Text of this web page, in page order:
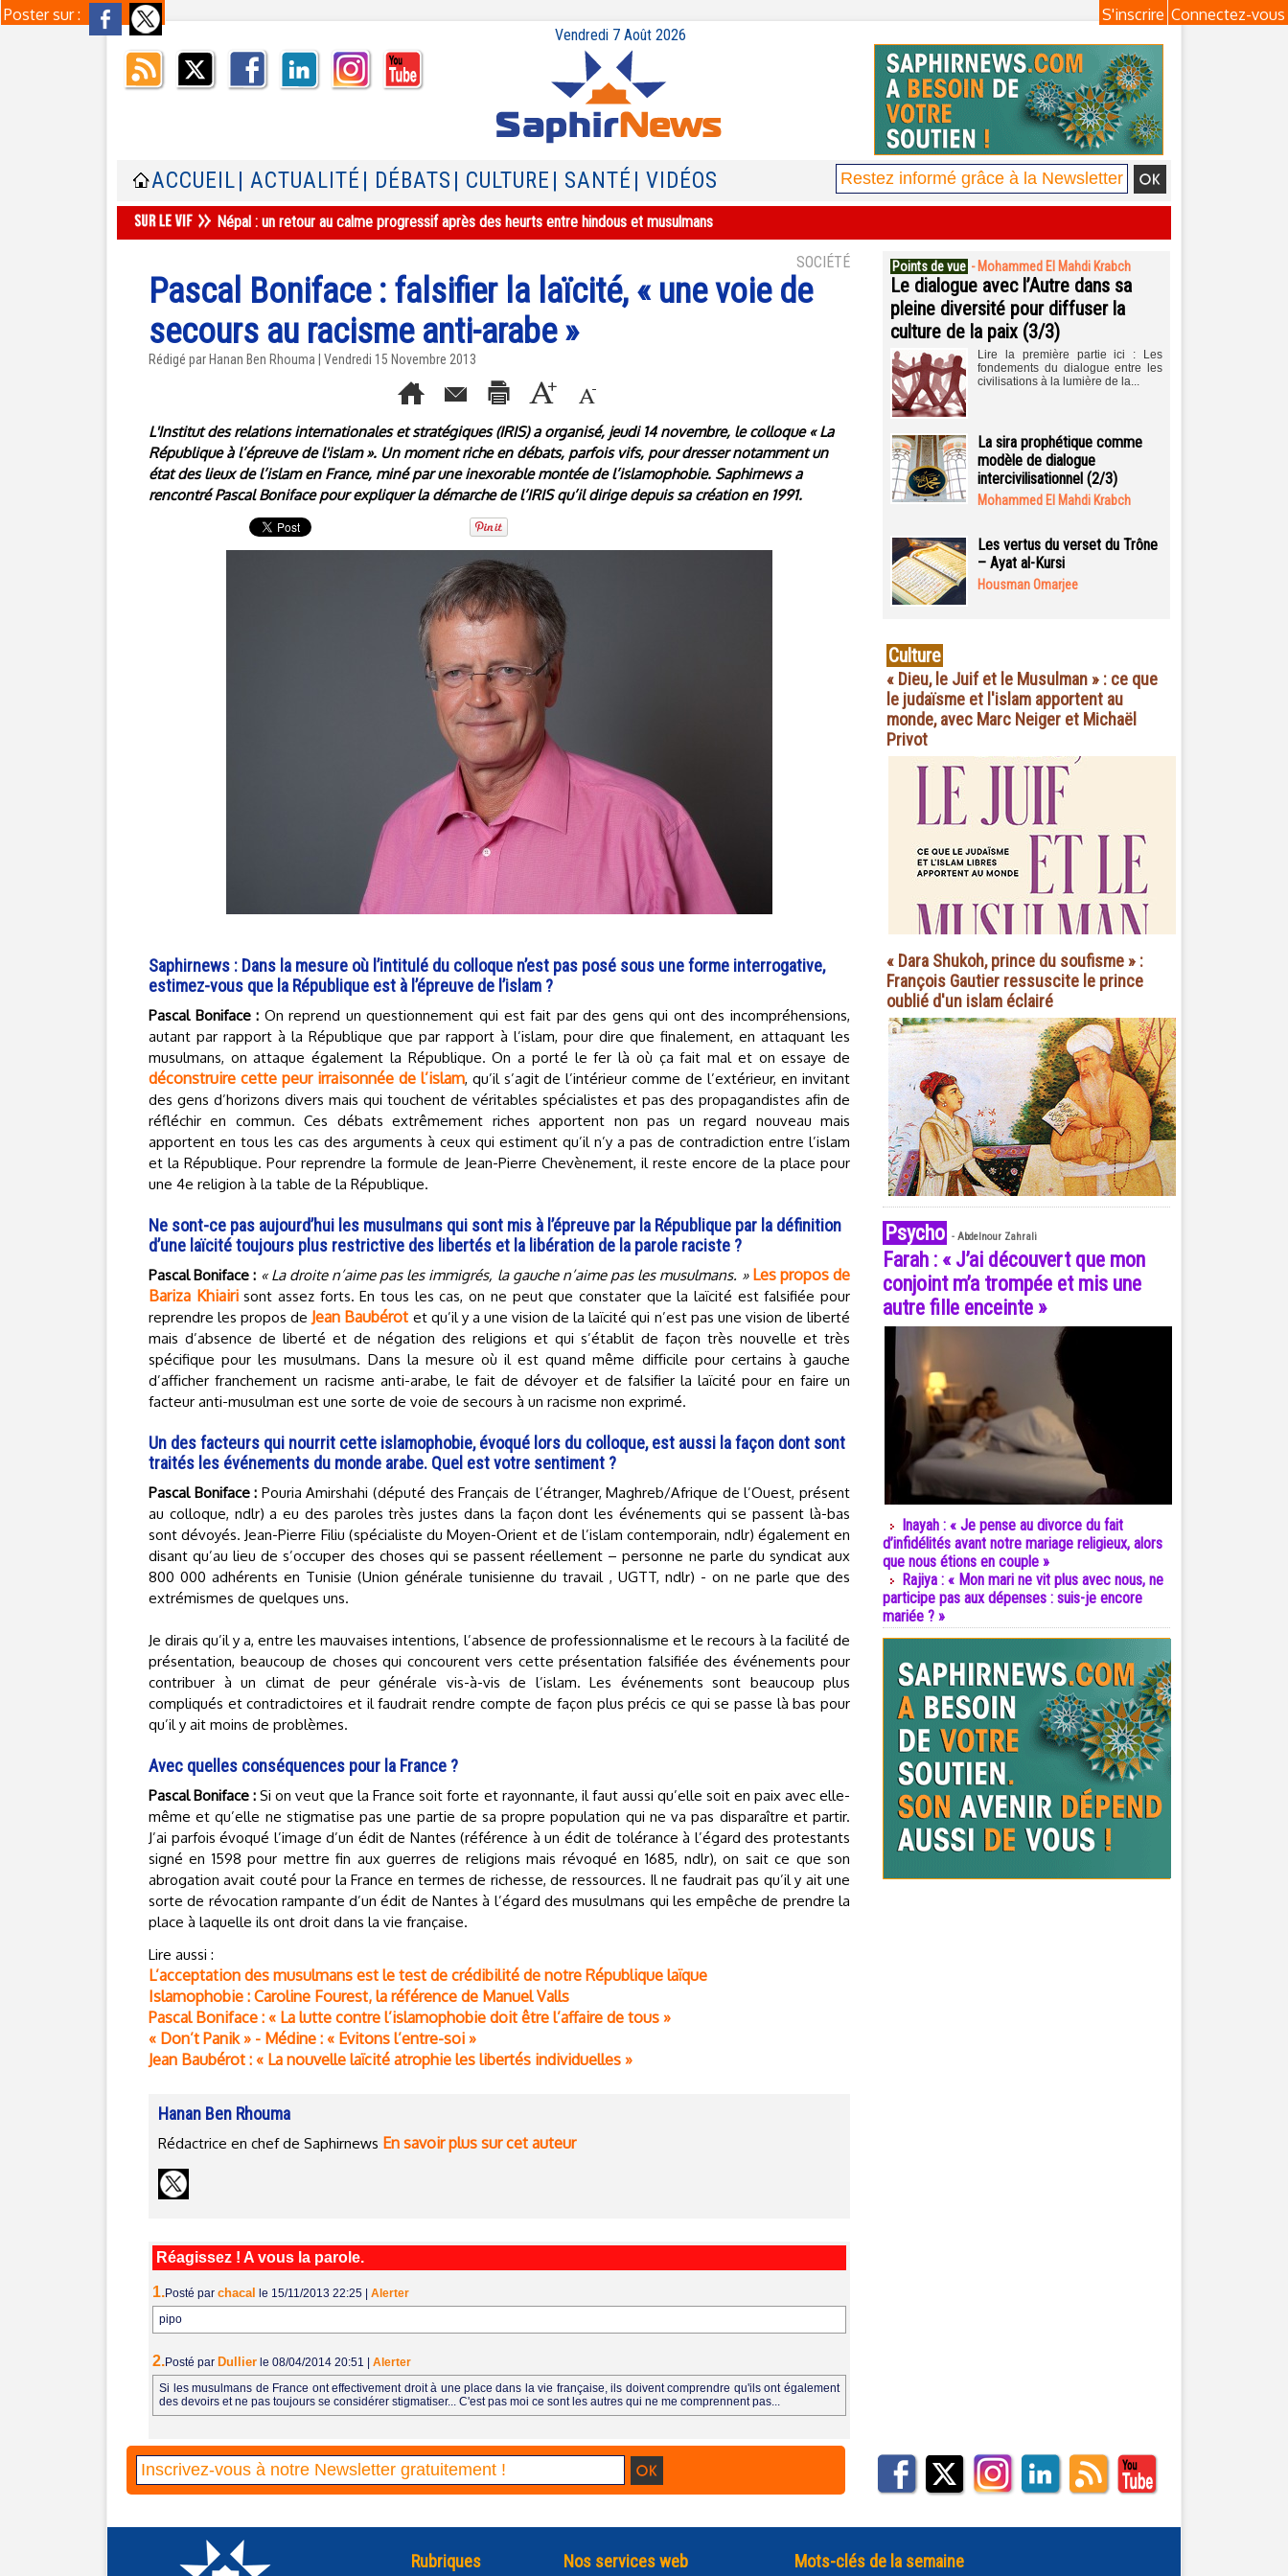
Poster sur : Connectez-vous
S'inscrire
Vendredi 7 Août 2026
ACCUEIL | ACTUALITÉ | DÉBATS | CULTURE | SANTÉ | VIDÉOS
Népal : un retour au calme progressif après des heurts entre hindous et musulmans
SOCIÉTÉ
Pascal Boniface : falsifier la laïcité, « une voie de
secours au racisme anti-arabe »
Rédigé par Hanan Ben Rhouma | Vendredi 15 Novembre 2013
L'Institut des relations internationales et stratégiques (IRIS) a organisé, jeudi 14 novembre, le colloque « La
République à l’épreuve de l'islam ». Un moment riche en débats, parfois vifs, pour dresser notamment un
état des lieux de l’islam en France, miné par une inexorable montée de l’islamophobie. Saphirnews a
rencontré Pascal Boniface pour expliquer la démarche de l’IRIS qu’il dirige depuis sa création en 1991.
Saphirnews : Dans la mesure où l’intitulé du colloque n’est pas posé sous une forme interrogative,
estimez-vous que la République est à l’épreuve de l’islam ?
Pascal Boniface : On reprend un questionnement qui est fait par des gens qui ont des incompréhensions,
autant par rapport à la République que par rapport à l’islam, pour dire que finalement, en attaquant les
musulmans, on attaque également la République. On a porté le fer là où ça fait mal et on essaye de
déconstruire cette peur irraisonnée de l’islam, qu’il s’agit de l’intérieur comme de l’extérieur, en invitant
des gens d’horizons divers mais qui touchent de véritables spécialistes et pas des propagandistes afin de
réfléchir en commun. Ces débats extrêmement riches apportent non pas un regard nouveau mais
apportent en tous les cas des arguments à ceux qui estiment qu’il n’y a pas de contradiction entre l’islam
et la République. Pour reprendre la formule de Jean-Pierre Chevènement, il reste encore de la place pour
une 4e religion à la table de la République.
Ne sont-ce pas aujourd’hui les musulmans qui sont mis à l’épreuve par la République par la définition
d’une laïcité toujours plus restrictive des libertés et la libération de la parole raciste ?
Pascal Boniface : « La droite n’aime pas les immigrés, la gauche n’aime pas les musulmans. » Les propos de
Bariza Khiairisont assez forts. En tous les cas, on ne peut que constater que la laïcité est falsifiée pour
reprendre les propos de Jean Baubérot et qu’il y a une vision de la laïcité qui n’est pas une vision de liberté
mais d’absence de liberté et de négation des religions et qui s’établit de façon très nouvelle et très
spécifique pour les musulmans. Dans la mesure où il est quand même difficile pour certains à gauche
d’afficher franchement un racisme anti-arabe, le fait de dévoyer et de falsifier la laïcité pour en faire un
facteur anti-musulman est une sorte de voie de secours à un racisme non exprimé.
Un des facteurs qui nourrit cette islamophobie, évoqué lors du colloque, est aussi la façon dont sont
traités les événements du monde arabe. Quel est votre sentiment ?
Pascal Boniface : Pouria Amirshahi (député des Français de l’étranger, Maghreb/Afrique de l’Ouest, présent
au colloque, ndlr) a eu des paroles très justes dans la façon dont les événements qui se passent là-bas
sont dévoyés. Jean-Pierre Filiu (spécialiste du Moyen-Orient et de l’islam contemporain, ndlr) également en
disant qu’au lieu de s’occuper des choses qui se passent réellement – personne ne parle du syndicat aux
800 000 adhérents en Tunisie (Union générale tunisienne du travail , UGTT, ndlr) - on ne parle que des
extrémismes de quelques uns.
Je dirais qu’il y a, entre les mauvaises intentions, l’absence de professionnalisme et le recours à la facilité de
présentation, beaucoup de choses qui concourent vers cette présentation falsifiée des événements pour
contribuer à un climat de peur générale vis-à-vis de l’islam. Les événements sont beaucoup plus
compliqués et contradictoires et il faudrait rendre compte de façon plus précis ce qui se passe là bas pour
qu’il y ait moins de problèmes.
Avec quelles conséquences pour la France ?
Pascal Boniface : Si on veut que la France soit forte et rayonnante, il faut aussi qu’elle soit en paix avec elle-
même et qu’elle ne stigmatise pas une partie de sa propre population qui ne va pas disparaître et partir.
J’ai parfois évoqué l’image d’un édit de Nantes (référence à un édit de tolérance à l’égard des protestants
signé en 1598 pour mettre fin aux guerres de religions mais révoqué en 1685, ndlr), on sait ce que son
abrogation avait couté pour la France en termes de richesse, de ressources. Il ne faudrait pas qu’il y ait une
sorte de révocation rampante d’un édit de Nantes à l’égard des musulmans qui les empêche de prendre la
place à laquelle ils ont droit dans la vie française.
Lire aussi :
L’acceptation des musulmans est le test de crédibilité de notre République laïque
Islamophobie : Caroline Fourest, la référence de Manuel Valls
Pascal Boniface : « La lutte contre l’islamophobie doit être l’affaire de tous »
« Don’t Panik » - Médine : « Evitons l’entre-soi »
Jean Baubérot : « La nouvelle laïcité atrophie les libertés individuelles »
Hanan Ben Rhouma
Rédactrice en chef de Saphirnews En savoir plus sur cet auteur
Réagissez ! A vous la parole.
1.Posté par chacal le 15/11/2013 22:25
Alerter
pipo
2.Posté par Dullier le 08/04/2014 20:51
Alerter
Si les musulmans de France ont effectivement droit à une place dans la vie française, ils doivent comprendre qu'ils ont également
des devoirs et ne pas toujours se considérer stigmatiser... C'est pas moi ce sont les autres qui ne me comprennent pas...
Points de vue - Mohammed El Mahdi Krabch
Le dialogue avec l’Autre dans sa
pleine diversité pour diffuser la
culture de la paix (3/3)
Lire la première partie ici : Les
fondements du dialogue entre les
civilisations à la lumière de la...
La sira prophétique comme
modèle de dialogue
intercivilisationnel (2/3)
Mohammed El Mahdi Krabch
Les vertus du verset du Trône
– Ayat al-Kursi
Housman Omarjee
Culture
« Dieu, le Juif et le Musulman » : ce que
le judaïsme et l'islam apportent au
monde, avec Marc Neiger et Michaël
Privot
« Dara Shukoh, prince du soufisme » :
François Gautier ressuscite le prince
oublié d'un islam éclairé
Psycho - Abdelnour Zahrali
Farah : « J’ai découvert que mon
conjoint m’a trompée et mis une
autre fille enceinte »
Inayah : « Je pense au divorce du fait
d’infidélités avant notre mariage religieux, alors
que nous étions en couple »
Rajiya : « Mon mari ne vit plus avec nous, ne
participe pas aux dépenses : suis-je encore
mariée ? »
Rubriques Nos services web Mots-clés de la semaine